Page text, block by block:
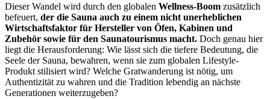
Dieser Wandel wird durch den globalen Wellness-Boom zusätzlich
befeuert, der die Sauna auch zu einem nicht unerheblichen
Wirtschaftsfaktor für Hersteller von Öfen, Kabinen und
Zubehör sowie für den Saunatourismus macht. Doch genau hier
liegt die Herausforderung: Wie lässt sich die tiefere Bedeutung, die
Seele der Sauna, bewahren, wenn sie zum globalen Lifestyle-
Produkt stilisiert wird? Welche Gratwanderung ist nötig, um
Authentizität zu wahren und die Tradition lebendig an nächste
Generationen weiterzugeben?